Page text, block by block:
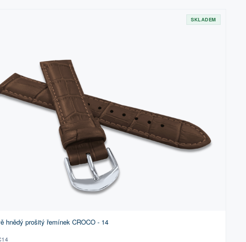
SKLADEM
hnědý prošitý řemínek CROCO - 14